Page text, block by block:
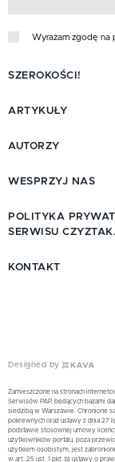
Wyrażam zgodę na
SZEROKOŚCI!
ARTYKUŁY
AUTORZY
WESPRZYJ NAS
POLITYKA
SERWISU
KONTAKT
Designed by
Zamieszczone na stronach
Serwisów PAP, będących bazami
siedzibą w Warszawie. Chronione
pokrewnych oraz ustawy z dnia 27
podstawie stosownej umowy
użytkowników portalu, poza
użytkiem osobistym, jest
w art. 25 ust. 1 pkt. b) ustawy o